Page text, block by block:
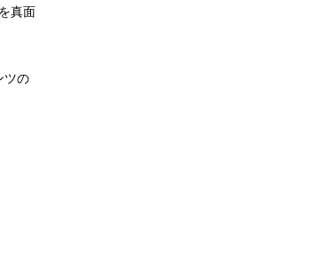
真面
ツの